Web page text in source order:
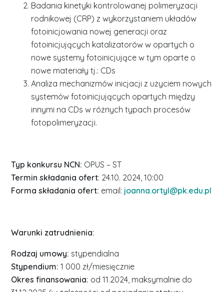
Badania kinetyki kontrolowanej polimeryzacji
rodnikowej (CRP) z wykorzystaniem układów
fotoinicjowania nowej generacji oraz
fotoinicjujących katalizatorów w opartych o
nowe systemy fotoinicjujące w tym oparte o
nowe materiały tj.: CDs
Analiza mechanizmów inicjacji z użyciem nowych
systemów fotoinicjujących opartych między
innymi na CDs w różnych typach procesów
fotopolimeryzacji.
Typ konkursu NCN: OPUS – ST
Termin składania ofert: 24.10. 2024, 10:00
Forma składania ofert: email: joanna.ortyl@pk.edu.pl
Warunki zatrudnienia:
Rodzaj umowy: stypendialna
Stypendium: 1 000 zł/miesięcznie
Okres finansowania: od 11.2024, maksymalnie do